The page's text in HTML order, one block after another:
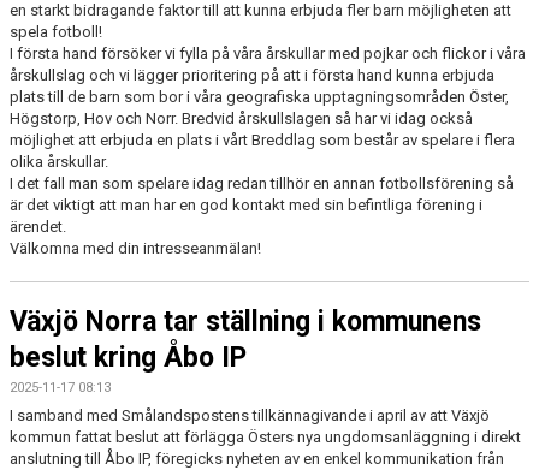
en starkt bidragande faktor till att kunna erbjuda fler barn möjligheten att
spela fotboll!
I första hand försöker vi fylla på våra årskullar med pojkar och flickor i våra
årskullslag och vi lägger prioritering på att i första hand kunna erbjuda
plats till de barn som bor i våra geografiska upptagningsområden Öster,
Högstorp, Hov och Norr. Bredvid årskullslagen så har vi idag också
möjlighet att erbjuda en plats i vårt Breddlag som består av spelare i flera
olika årskullar.
I det fall man som spelare idag redan tillhör en annan fotbollsförening så
är det viktigt att man har en god kontakt med sin befintliga förening i
ärendet.
Välkomna med din intresseanmälan!
Växjö Norra tar ställning i kommunens
beslut kring Åbo IP
2025-11-17 08:13
I samband med Smålandspostens tillkännagivande i april av att Växjö
kommun fattat beslut att förlägga Östers nya ungdomsanläggning i direkt
anslutning till Åbo IP, föregicks nyheten av en enkel kommunikation från